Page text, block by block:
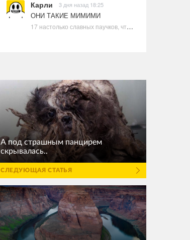
Карли 3 дня назад 18:25
ОНИ ТАКИЕ МИМИМИ
17 настолько славных паучков, что даже у арахнофобов появится желание их погладить
А под страшным панцирем
скрывалась..
СЛЕДУЮЩАЯ СТАТЬЯ